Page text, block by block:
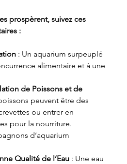
prospèrent, suivez ces
:
: Un aquarium surpeuplé
alimentaire et à une
de Poissons et de
peuvent être des
ou entrer en
pour la nourriture.
d’aquarium
Qualité de l’Eau : Une eau